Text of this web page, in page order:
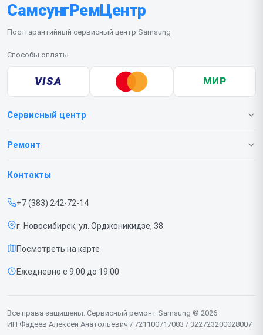
СамсунгРемЦентр
Постгарантийный сервисный центр Samsung
Способы оплаты
VISA МИР
Сервисный центр
О нашем сервисе
Срочный ремонт
Доставка и способы оплаты
Диагностика
Контакты
Ремонт
Телефонов
Принтеров
Контакты
+7 (383) 242-72-14
г. Новосибирск, ул. Орджоникидзе, 38
Посмотреть на карте
Ежедневно с 9:00 до 19:00
Все права защищены. Сервисный ремонт Samsung © 2026
ИП Фадеев Алексей Анатольевич / 721100717003 / 322723200028007